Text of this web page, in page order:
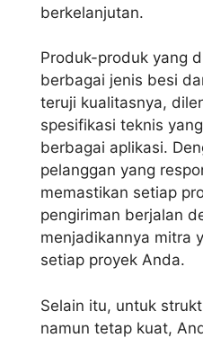
berkelanjutan.
Produk-produk yang
berbagai jenis besi
teruji kualitasnya,
spesifikasi teknis
berbagai aplikasi.
pelanggan yang
memastikan setiap
pengiriman berjalan
menjadikannya mitra
setiap proyek Anda.
Selain itu, untuk
namun tetap kuat,